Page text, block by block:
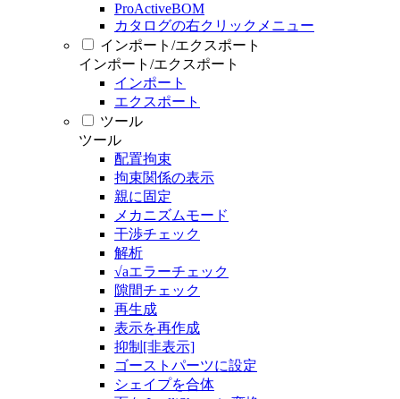
ProActiveBOM
カタログの右クリックメニュー
インポート/エクスポート
インポート/エクスポート
インポート
エクスポート
ツール
ツール
配置拘束
拘束関係の表示
親に固定
メカニズムモード
干渉チェック
解析
√aエラーチェック
隙間チェック
再生成
表示を再作成
抑制[非表示]
ゴーストパーツに設定
シェイプを合体